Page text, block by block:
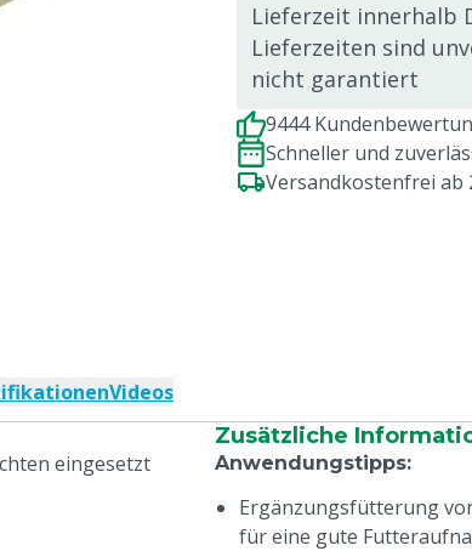
Lieferzeit innerhalb
Lieferzeiten sind
nicht garantiert
9444
Schneller und
Versandkostenfrei ab
Videos
eingesetzt
Zusätzliche
Anwendungstipps:
Ergänzungsfütterung
für eine gute